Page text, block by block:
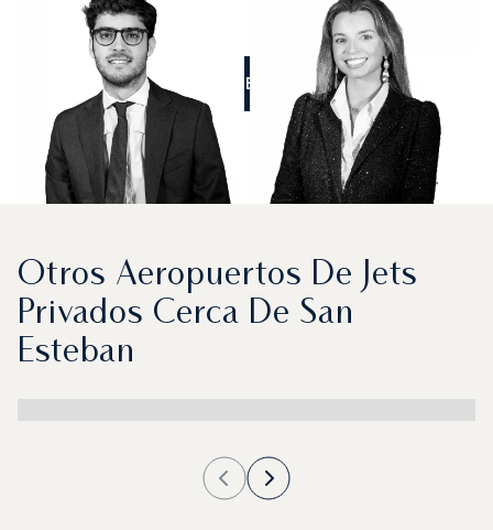
LLÁMENOS
Otros Aeropuertos De Jets
Privados Cerca De San
Esteban